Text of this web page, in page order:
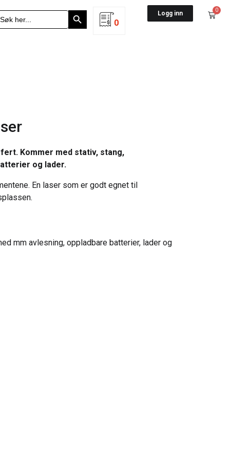
Search Button
0
Logg inn 0
Kommer med stativ, stang,
og lader.
En laser som er godt egnet til
mm avlesning, oppladbare batterier, lader og